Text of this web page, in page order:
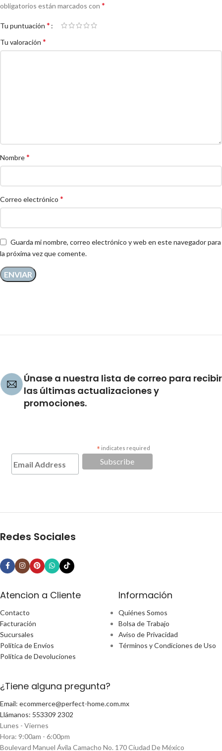
obligatorios están marcados con *
Tu puntuación *
Tu valoración *
Nombre*
Correo electrónico *
Guarda mi nombre, correo electrónico y web en este navegador para
la próxima vez que comente.
Únase a nuestra lista de correo para recibir
las últimas actualizaciones y
promociones.
* indicates required
Redes Sociales
Atencion a Cliente
Contacto
Facturación
Sucursales
Política de Envíos
Política de Devoluciones
Información
Quiénes Somos
Bolsa de Trabajo
Aviso de Privacidad
Términos y Condiciones de Uso
¿Tiene alguna pregunta?
Email: ecommerce@perfect-home.com.mx
Llámanos: 553309 2302
Lunes - Viernes
Hora: 9:00am - 6:00pm
Boulevard Manuel Ávila Camacho No. 170 Ciudad De México